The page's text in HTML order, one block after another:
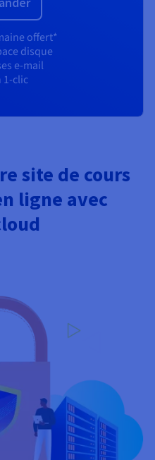
offert*
disque
e-mail
1-clic
site de cours
ligne avec